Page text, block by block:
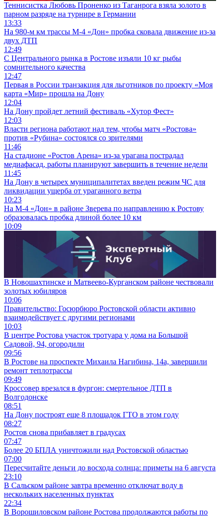
Теннисистка Любовь Проненко из Таганрога взяла золото в
парном разряде на турнире в Германии
13:33
На 980‑м км трассы М‑4 «Дон» пробка сковала движение из-за
двух ДТП
12:49
С Центрального рынка в Ростове изъяли 10 кг рыбы
сомнительного качества
12:47
Первая в России транзакция для льготников по проекту «Моя
карта «Мир» прошла на Дону
12:04
На Дону пройдет летний фестиваль «Хутор Фест»
12:03
Власти региона работают над тем, чтобы матч «Ростова»
против «Рубина» состоялся со зрителями
11:46
На стадионе «Ростов Арена» из-за урагана пострадал
медиафасад, работы планируют завершить в течение недели
11:45
На Дону в четырех муниципалитетах введен режим ЧС для
ликвидации ущерба от ураганного ветра
10:23
На М-4 «Дон» в районе Зверева по направлению к Ростову
образовалась пробка длиной более 10 км
10:09
В Новошахтинске и Матвеево-Курганском районе чествовали
золотых юбиляров
10:06
Правительство: Госюрбюро Ростовской области активно
взаимодействует с другими регионами
10:03
В центре Ростова участок тротуара у дома на Большой
Садовой, 94, огородили
09:56
В Ростове на проспекте Михаила Нагибина, 14а, завершили
ремонт теплотрассы
09:49
Кроссовер врезался в фургон: смертельное ДТП в
Волгодонске
08:51
На Дону построят еще 8 площадок ГТО в этом году
08:27
Ростов снова прибавляет в градусах
07:47
Более 20 БПЛА уничтожили над Ростовской областью
07:00
Пересчитайте деньги до восхода солнца: приметы на 6 августа
23:10
В Сальском районе завтра временно отключат воду в
нескольких населенных пунктах
22:34
В Ворошиловском районе Ростова продолжаются работы по